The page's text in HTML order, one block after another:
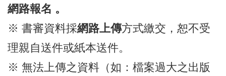
網路報名 。
※ 書審資料採網路上傳方式繳交，恕不受
理親自送件或紙本送件。
※ 無法上傳之資料（如：檔案過大之出版